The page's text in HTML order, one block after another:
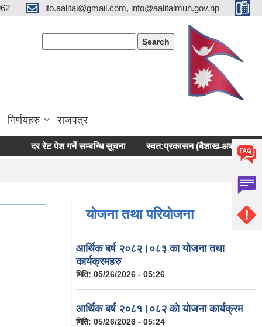
ito.aalital@gmail.com, info@aalitalmun.gov.np
निर्णयहरु राजपत्र
दर रेट पेश गर्ने सम्बन्धि सूचना स्वत:प्रकासन (बैशाख-अषाढ) २०८३
योजना तथा परियोजना
आर्थिक बर्ष २०८२।०८३ का योजना तथा
कार्यक्रमहरु
मिति: 05/26/2026 - 05:26
आर्थिक बर्ष २०८१।०८२ को योजना कार्यक्रम
मिति: 05/26/2026 - 05:24